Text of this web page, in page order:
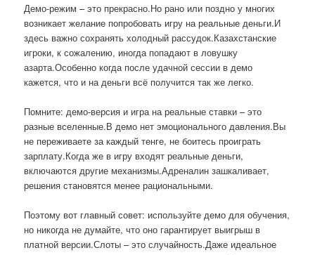
Демо-режим – это прекрасно.Но рано или поздно у многих
возникает желание попробовать игру на реальные деньги.И
здесь важно сохранять холодный рассудок.Казахстанские
игроки, к сожалению, иногда попадают в ловушку
азарта.Особенно когда после удачной сессии в демо
кажется, что и на деньги всё получится так же легко.
Помните: демо-версия и игра на реальные ставки – это
разные вселенные.В демо нет эмоционального давления.Вы
не переживаете за каждый тенге, не боитесь проиграть
зарплату.Когда же в игру входят реальные деньги,
включаются другие механизмы.Адреналин зашкаливает,
решения становятся менее рациональными.
Поэтому вот главный совет: используйте демо для обучения,
но никогда не думайте, что оно гарантирует выигрыш в
платной версии.Слоты – это случайность.Даже идеальное